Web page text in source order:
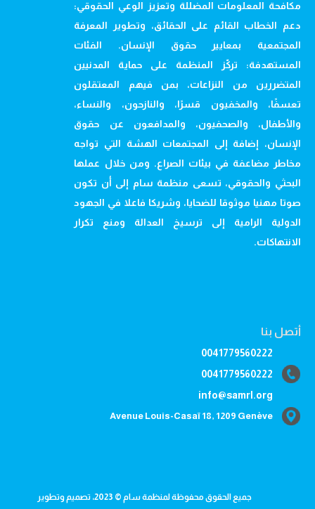
مكافحة المعلومات المضللة وتعزيز الوعي الحقوقي:
دعم الخطاب القائم على الحقائق، وتطوير المعرفة
المجتمعية بمعايير حقوق الإنسان. الفئات
المستهدفة: تركّز المنظمة على حماية المدنيين
المتضررين من النزاعات، بمن فيهم المعتقلون
تعسفًا، والمخفيون قسرًا، والنازحون، والنساء،
والأطفال، والصحفيون، والمدافعون عن حقوق
الإنسان، إضافة إلى المجتمعات الهشة التي تواجه
مخاطر مضاعفة في بيئات الصراع. ومن خلال عملها
البحثي والحقوقي، تسعى منظمة سام إلى أن تكون
صوتا مهنيا موثوقا للضحايا، وشريكا فاعلا في الجهود
الدولية الرامية إلى ترسيخ العدالة ومنع تكرار
الانتهاكات.
أتصل بنا
0041779560222
0041779560222
info@samrl.org
Avenue Louis-Casaï 18, 1209 Genève
جميع الحقوق محفوظة لمنظمة سام © 2023، تصميم وتطوير